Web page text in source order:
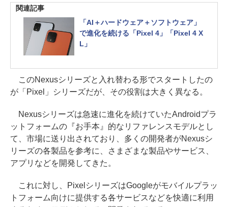
関連記事
「AI＋ハードウェア＋ソフトウェア」
で進化を続ける「Pixel 4」「Pixel 4 X
L」
このNexusシリーズと入れ替わる形でスタートしたの
が「Pixel」シリーズだが、その役割は大きく異なる。
Nexusシリーズは急速に進化を続けていたAndroidプラ
ットフォームの『お手本』的なリファレンスモデルとし
て、市場に送り出されており、多くの開発者がNexusシ
リーズの各製品を参考に、さまざまな製品やサービス、
アプリなどを開発してきた。
これに対し、PixelシリーズはGoogleがモバイルプラッ
トフォーム向けに提供する各サービスなどを快適に利用